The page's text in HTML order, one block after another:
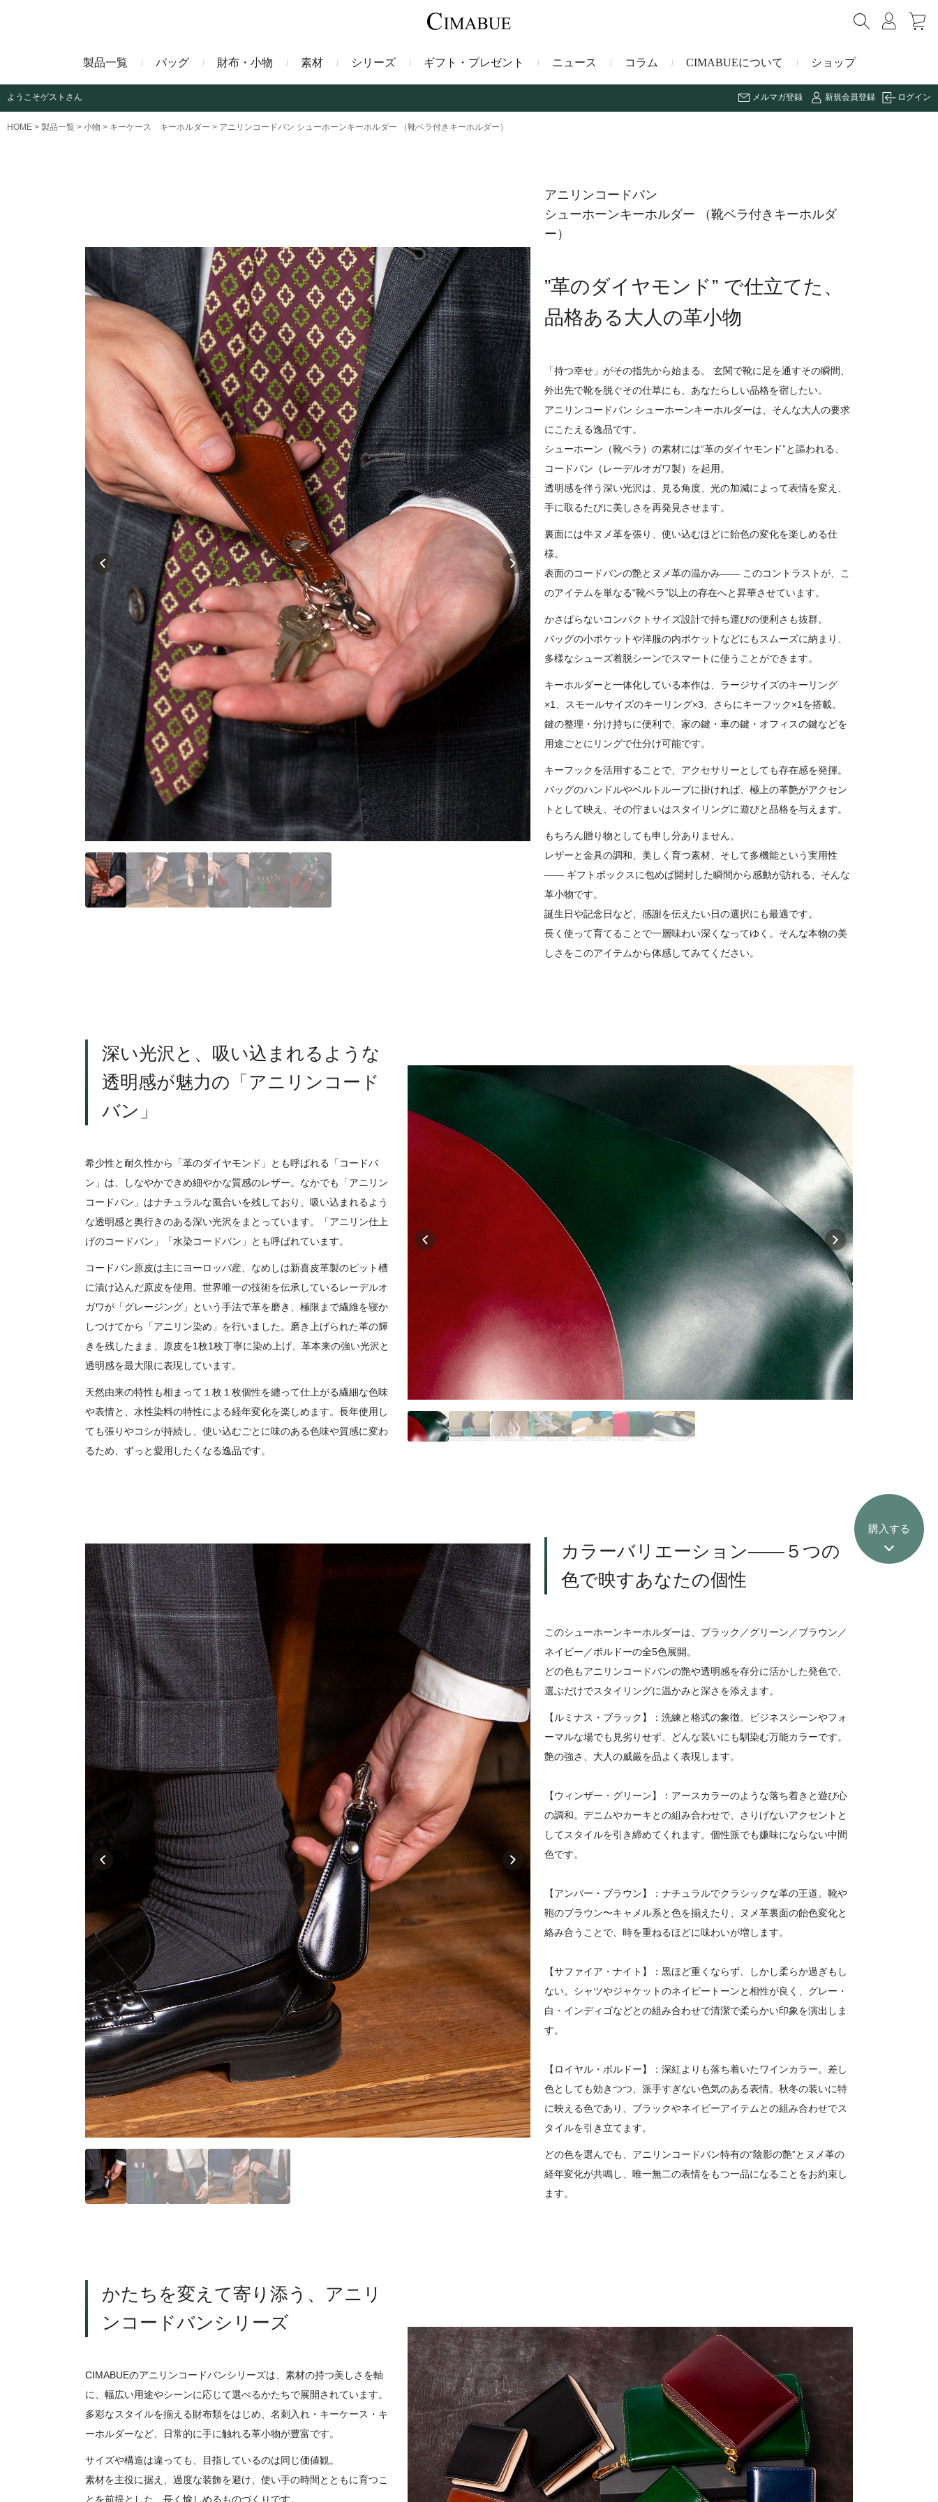
製品一覧 バッグ
ビジネスバッグ トートバッグ バックパック・リュック ショルダーバッグ
財布・小物
長財布 ミドルウォレット 二つ折り財布 ミニ財布
IDカードホルダー その他の小物
クロコダイル財布 コードバン財布
素材 シリーズ
アニリンコードバン エレファント ガルーシャ サベル マルゴー
グレン ミュレ
トゥールーズ グレイン ブレルノ
ブラン クライフ ヒマラヤクロコダイル
ギフト・プレゼント ニュース コラム CIMABUEについて ショップ
ようこそゲストさん メルマガ登録 新規会員登録 ログイン
HOME 製品一覧 小物 キーケース キーホルダー アニリンコードバン シューホーンキーホルダー （靴ベラ付きキーホルダー）
購入する
アニリンコードバン
シューホーンキーホルダー （靴ベラ付きキーホルダ
ー）
”革のダイヤモンド” で仕立てた、
品格ある大人の革小物
「持つ幸せ」がその指先から始まる。 玄関で靴に足を通すその瞬間、
外出先で靴を脱ぐその仕草にも、あなたらしい品格を宿したい。
アニリンコードバン シューホーンキーホルダーは、そんな大人の要求
にこたえる逸品です。
シューホーン（靴ベラ）の素材には“革のダイヤモンド”と謳われる、
コードバン（レーデルオガワ製）を起用。
透明感を伴う深い光沢は、見る角度、光の加減によって表情を変え、
手に取るたびに美しさを再発見させます。
裏面には牛ヌメ革を張り、使い込むほどに飴色の変化を楽しめる仕
様。
表面のコードバンの艶とヌメ革の温かみ―― このコントラストが、こ
のアイテムを単なる“靴ベラ”以上の存在へと昇華させています。
かさばらないコンパクトサイズ設計で持ち運びの便利さも抜群。
バッグの小ポケットや洋服の内ポケットなどにもスムーズに納まり、
多様なシューズ着脱シーンでスマートに使うことができます。
キーホルダーと一体化している本作は、ラージサイズのキーリング
×1、スモールサイズのキーリング×3、さらにキーフック×1を搭載。
鍵の整理・分け持ちに便利で、家の鍵・車の鍵・オフィスの鍵などを
用途ごとにリングで仕分け可能です。
キーフックを活用することで、アクセサリーとしても存在感を発揮。
バッグのハンドルやベルトループに掛ければ、極上の革艶がアクセン
トとして映え、その佇まいはスタイリングに遊びと品格を与えます。
もちろん贈り物としても申し分ありません。
レザーと金具の調和、美しく育つ素材、そして多機能という実用性
―― ギフトボックスに包めば開封した瞬間から感動が訪れる、そんな
革小物です。
誕生日や記念日など、感謝を伝えたい日の選択にも最適です。
長く使って育てることで一層味わい深くなってゆく。そんな本物の美
しさをこのアイテムから体感してみてください。
深い光沢と、吸い込まれるような
透明感が魅力の「アニリンコード
バン」
希少性と耐久性から「革のダイヤモンド」とも呼ばれる「コードバ
ン」は、しなやかできめ細やかな質感のレザー。なかでも「アニリン
コードバン」はナチュラルな風合いを残しており、吸い込まれるよう
な透明感と奥行きのある深い光沢をまとっています。「アニリン仕上
げのコードバン」「水染コードバン」とも呼ばれています。
コードバン原皮は主にヨーロッパ産、なめしは新喜皮革製のピット槽
に漬け込んだ原皮を使用。世界唯一の技術を伝承しているレーデルオ
ガワが「グレージング」という手法で革を磨き、極限まで繊維を寝か
しつけてから「アニリン染め」を行いました。磨き上げられた革の輝
きを残したまま、原皮を1枚1枚丁寧に染め上げ、革本来の強い光沢と
透明感を最大限に表現しています。
天然由来の特性も相まって１枚１枚個性を纏って仕上がる繊細な色味
や表情と、水性染料の特性による経年変化を楽しめます。長年使用し
ても張りやコシが持続し、使い込むごとに味のある色味や質感に変わ
るため、ずっと愛用したくなる逸品です。
カラーバリエーション――５つの
色で映すあなたの個性
このシューホーンキーホルダーは、ブラック／グリーン／ブラウン／
ネイビー／ボルドーの全5色展開。
どの色もアニリンコードバンの艶や透明感を存分に活かした発色で、
選ぶだけでスタイリングに温かみと深さを添えます。
【ルミナス・ブラック】：洗練と格式の象徴。ビジネスシーンやフォ
ーマルな場でも見劣りせず、どんな装いにも馴染む万能カラーです。
艶の強さ、大人の威厳を品よく表現します。
【ウィンザー・グリーン】：アースカラーのような落ち着きと遊び心
の調和。デニムやカーキとの組み合わせで、さりげないアクセントと
してスタイルを引き締めてくれます。個性派でも嫌味にならない中間
色です。
【アンバー・ブラウン】：ナチュラルでクラシックな革の王道。靴や
鞄のブラウン〜キャメル系と色を揃えたり、ヌメ革裏面の飴色変化と
絡み合うことで、時を重ねるほどに味わいが増します。
【サファイア・ナイト】：黒ほど重くならず、しかし柔らか過ぎもし
ない。シャツやジャケットのネイビートーンと相性が良く、グレー・
白・インディゴなどとの組み合わせで清潔で柔らかい印象を演出しま
す。
【ロイヤル・ボルドー】：深紅よりも落ち着いたワインカラー。差し
色としても効きつつ、派手すぎない色気のある表情。秋冬の装いに特
に映える色であり、ブラックやネイビーアイテムとの組み合わせでス
タイルを引き立てます。
どの色を選んでも、アニリンコードバン特有の“陰影の艶”とヌメ革の
経年変化が共鳴し、唯一無二の表情をもつ一品になることをお約束し
ます。
かたちを変えて寄り添う、アニリ
ンコードバンシリーズ
CIMABUEのアニリンコードバンシリーズは、素材の持つ美しさを軸
に、幅広い用途やシーンに応じて選べるかたちで展開されています。
多彩なスタイルを揃える財布類をはじめ、名刺入れ・キーケース・キ
ーホルダーなど、日常的に手に触れる革小物が豊富です。
サイズや構造は違っても、目指しているのは同じ価値観。
素材を主役に据え、過度な装飾を避け、使い手の時間とともに育つこ
とを前提とした、長く愉しめるものづくりです。